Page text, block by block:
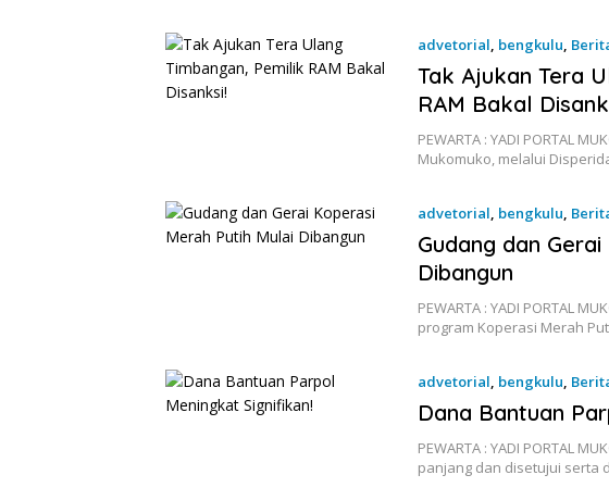
advetorial, bengkulu,
November 2025
Tak Ajukan Tera
RAM Bakal
PEWARTA : YADI PORTAL
Mukomuko, melalui
advetorial, bengkulu,
November 2025
Gudang dan
Dibangun
PEWARTA : YADI PORTAL
program Koperasi Merah
advetorial, bengkulu,
November 2025
Dana Bantuan
PEWARTA : YADI PORTAL
panjang dan disetujui serta